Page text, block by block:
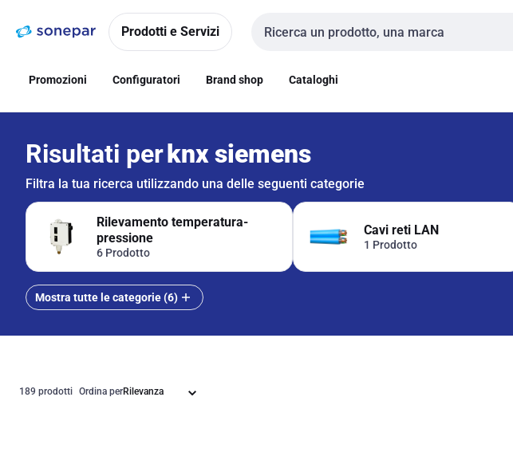
navigazionealla
Prodotti e Servizi
Cerca input
Promozioni Configuratori Brand shop Cataloghi
Risultati perknx siemens
Filtra la tua ricerca utilizzando una delle seguenti categorie
Rilevamento temperatura-
pressione
6 Prodotto
Cavi reti LAN
1 Prodotto
Mostra tutte le categorie (6)
189 prodotti Ordina per